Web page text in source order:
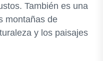
También es una
montañas de
y los paisajes